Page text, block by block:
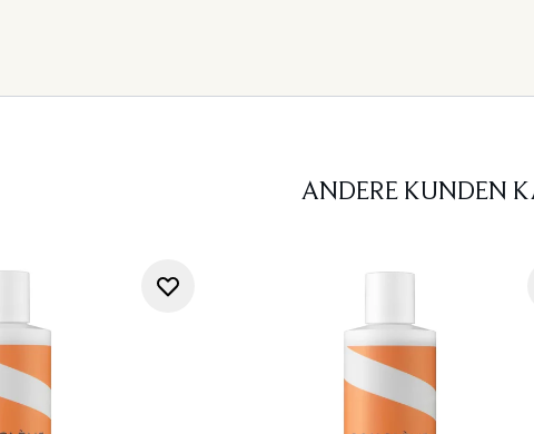
ANDERE KUNDEN